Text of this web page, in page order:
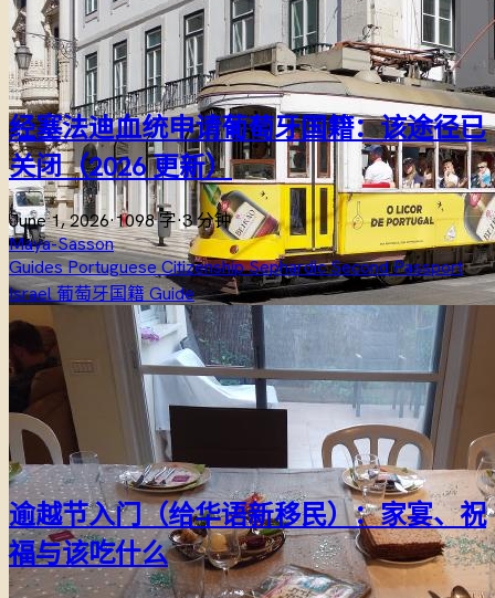
经塞法迪血统申请葡萄牙国籍：该途径已
关闭（2026 更新）
June 1, 2026·1098 字·3 分钟
Maya-Sasson
GuidesPortuguese CitizenshipSephardicSecond Passport
Israel葡萄牙国籍Guide
逾越节入门（给华语新移民）：家宴、祝
福与该吃什么